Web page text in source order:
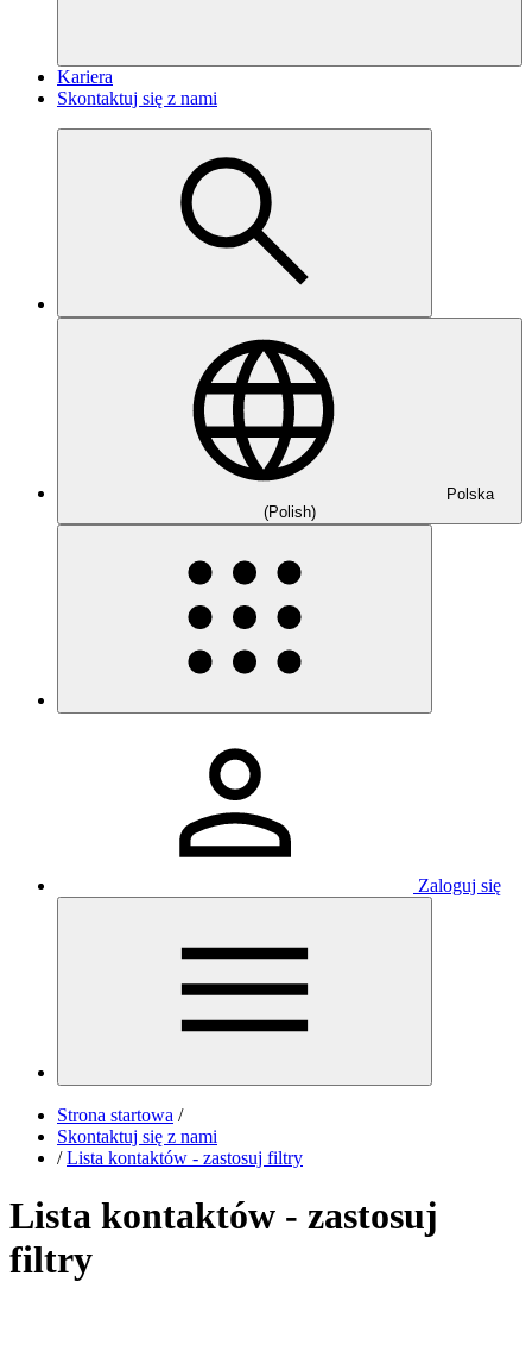
Kariera
Skontaktuj się z nami
Polska
(Polish)
Zaloguj się
Strona startowa /
Skontaktuj się z nami
/ Lista kontaktów - zastosuj filtry
Lista kontaktów - zastosuj
filtry